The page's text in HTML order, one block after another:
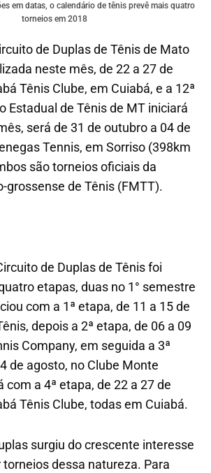
em datas, o calendário de tênis prevê mais quatro
torneios em 2018
de Duplas de Tênis de Mato
neste mês, de 22 a 27 de
Tênis Clube, em Cuiabá, e a 12ª
Estadual de Tênis de MT iniciará
será de 31 de outubro a 04 de
Tennis, em Sorriso (398km
são torneios oficiais da
grossense de Tênis (FMTT).
de Duplas de Tênis foi
etapas, duas no 1° semestre
com a 1ª etapa, de 11 a 15 de
depois a 2ª etapa, de 06 a 09
Company, em seguida a 3ª
de agosto, no Clube Monte
com a 4ª etapa, de 22 a 27 de
Tênis Clube, todas em Cuiabá.
surgiu do crescente interesse
dessa natureza. Para